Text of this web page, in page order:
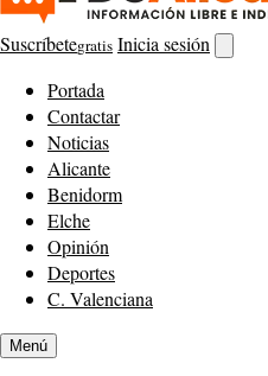
Suscríbetegratis Inicia sesión
Portada
Contactar
Noticias
Alicante
Benidorm
Elche
Opinión
Deportes
C. Valenciana
Menú